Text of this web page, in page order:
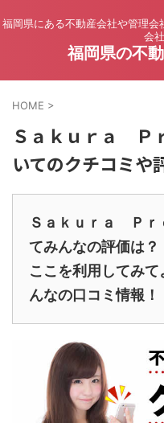
福岡県にある不動産会社や管理
会
福岡県の不
HOME >
Ｓａｋｕｒａ Ｐ
いてのクチコミや
Ｓａｋｕｒａ Ｐｒ
てみんなの評価は？
ここを利用してみ
んなの口コミ情報！